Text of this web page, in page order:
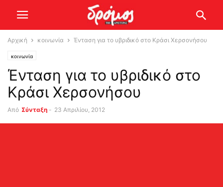
Αρχική κοινωνία Ένταση για το υβριδικό στο Κράσι Χερσονήσου
κοινωνία
Ένταση για το υβριδικό στο
Κράσι Χερσονήσου
Από Σύνταξη - 23 Απριλίου, 2012